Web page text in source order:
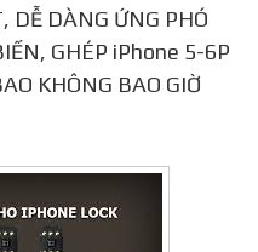
DỄ DÀNG ỨNG PHÓ
GHÉP iPhone 5-6P
KHÔNG BAO GIỜ